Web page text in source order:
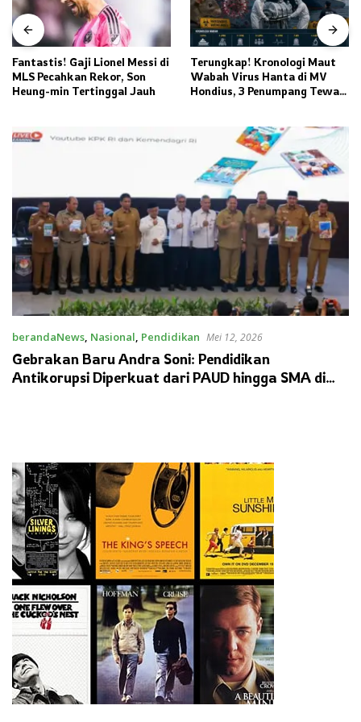
Fantastis! Gaji Lionel Messi di
MLS Pecahkan Rekor, Son
Heung-min Tertinggal Jauh
Terungkap! Kronologi Maut
Wabah Virus Hanta di MV
Hondius, 3 Penumpang Tewas
berandaNews, Nasional, Pendidikan Mei 12, 2026
Gebrakan Baru Andra Soni: Pendidikan
Antikorupsi Diperkuat dari PAUD hingga SMA di